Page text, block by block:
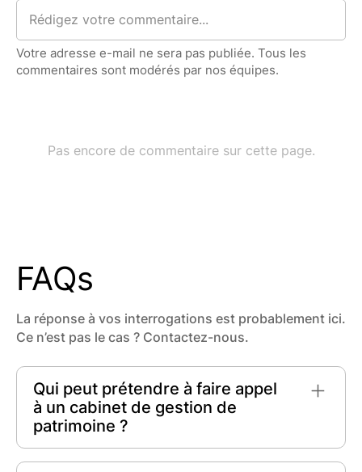
FAQs
La réponse à vos interrogations est probablement ici.
Ce n’est pas le cas ? Contactez-nous.
Qui peut prétendre à faire appel
à un cabinet de gestion de
patrimoine ?